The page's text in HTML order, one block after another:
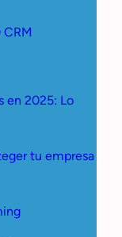
en 2025: Lo
tu empresa